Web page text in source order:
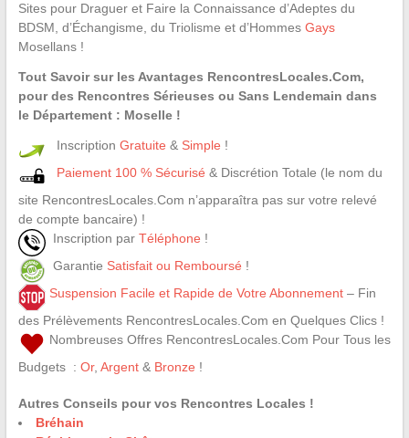
Sites pour Draguer et Faire la Connaissance d’Adeptes du
BDSM, d’Échangisme, du Triolisme et d’Hommes Gays
Mosellans !
Tout Savoir sur les Avantages RencontresLocales.Com,
pour des Rencontres Sérieuses ou Sans Lendemain dans
le Département : Moselle !
Inscription Gratuite & Simple !
Paiement 100 % Sécurisé & Discrétion Totale (le nom du
site RencontresLocales.Com n’apparaîtra pas sur votre relevé
de compte bancaire) !
Inscription par Téléphone !
Garantie Satisfait ou Remboursé !
Suspension Facile et Rapide de Votre Abonnement– Fin
des Prélèvements RencontresLocales.Com en Quelques Clics !
Nombreuses Offres RencontresLocales.Com Pour Tous les
Budgets : Or, Argent& Bronze !
Autres Conseils pour vos Rencontres Locales !
Bréhain